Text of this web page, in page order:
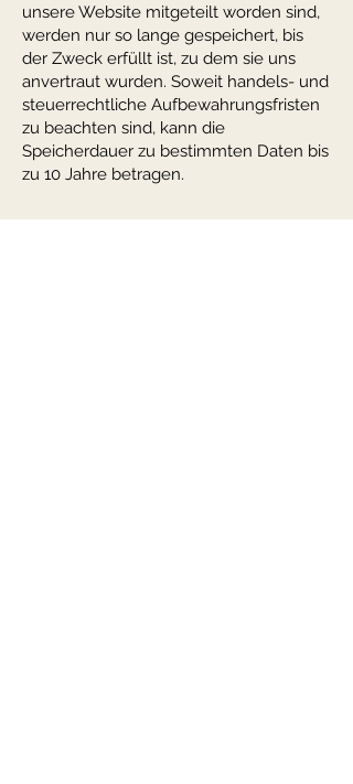
unsere Website mitgeteilt worden sind,
werden nur so lange gespeichert, bis
der Zweck erfüllt ist, zu dem sie uns
anvertraut wurden. Soweit handels- und
steuerrechtliche Aufbewahrungsfristen
zu beachten sind, kann die
Speicherdauer zu bestimmten Daten bis
zu 10 Jahre betragen.